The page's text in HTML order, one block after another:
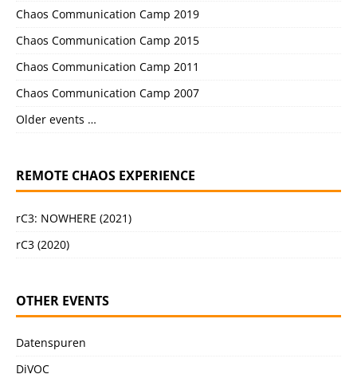
Chaos Communication Camp 2019
Chaos Communication Camp 2015
Chaos Communication Camp 2011
Chaos Communication Camp 2007
Older events …
REMOTE CHAOS EXPERIENCE
rC3: NOWHERE (2021)
rC3 (2020)
OTHER EVENTS
Datenspuren
DiVOC